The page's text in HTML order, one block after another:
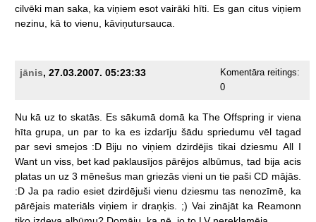
cilvēki man saka, ka viņiem esot vairāki hīti. Es gan citus viņiem
nezinu,
kā to vienu, kāviņutursauca.
jānis, 27.03.2007. 05:23:33
Komentāra reitings:
0
Nu kā uz to skatās. Es sākumā domā ka The Offspring ir viena
hīta grupa, un par to ka es izdarīju šādu spriedumu vēl tagad
par sevi smejos :D Biju no viņiem dzirdējis tikai dziesmu All I
Want un viss, bet kad paklausījos pārējos albūmus, tad bija acis
platas un uz 3 mēnešus man griezās vieni un tie paši CD mājās.
:D Ja pa radio esiet dzirdējuši vienu dziesmu tas nenozīmē,
ka
pārējais materiāls viņiem ir draņķis. ;) Vai zinājāt ka Reamonn